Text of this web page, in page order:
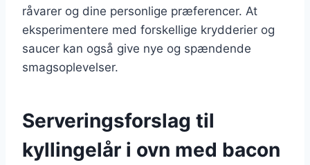
råvarer og dine personlige præferencer. At
eksperimentere med forskellige krydderier og
saucer kan også give nye og spændende
smagsoplevelser.
Serveringsforslag til
kyllingelår i ovn med bacon